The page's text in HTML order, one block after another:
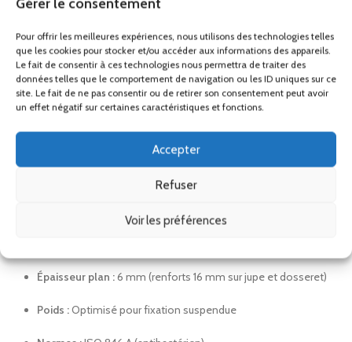
Gérer le consentement
Pour offrir les meilleures expériences, nous utilisons des technologies telles
que les cookies pour stocker et/ou accéder aux informations des appareils.
Le fait de consentir à ces technologies nous permettra de traiter des
données telles que le comportement de navigation ou les ID uniques sur ce
site. Le fait de ne pas consentir ou de retirer son consentement peut avoir
un effet négatif sur certaines caractéristiques et fonctions.
Accepter
Refuser
Voir les préférences
Possibilité de découpe porte-serviette intégrée pour plus de
sécurité optimal, répondant aux exigences des ERP et du
secteur médical.
Caractéristiques techniques du Plan
Gamme Professionnelle Cashotel
Longueur 1200 mm, Jupe avant 100 mm, Joues
Épaisseur plan :6 mm (renforts 16 mm sur jupe et dosseret)
Poids :Optimisé pour fixation suspendue